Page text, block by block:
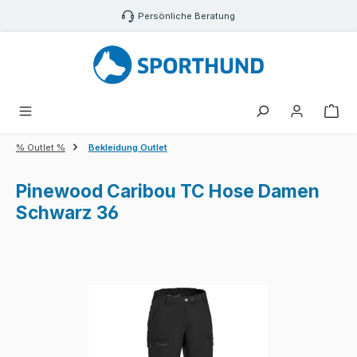
Zum Hauptinhalt springen Persönliche Beratung
% Outlet % Bekleidung Outlet
Pinewood Caribou TC Hose Damen
Schwarz 36